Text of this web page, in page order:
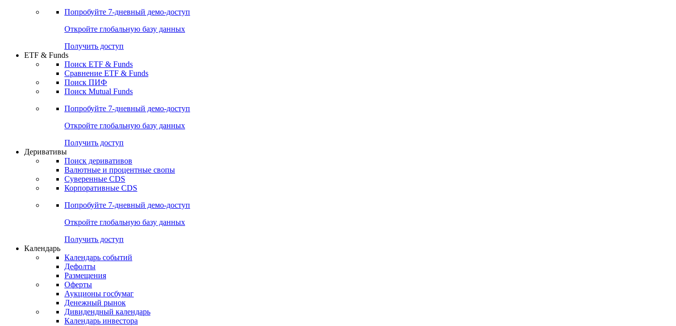
Попробуйте 7-дневный демо-доступ
Откройте глобальную базу данных
Получить доступ
ETF & Funds
Поиск ETF & Funds
Сравнение ETF & Funds
Поиск ПИФ
Поиск Mutual Funds
Попробуйте 7-дневный демо-доступ
Откройте глобальную базу данных
Получить доступ
Деривативы
Поиск деривативов
Валютные и процентные свопы
Суверенные CDS
Корпоративные CDS
Попробуйте 7-дневный демо-доступ
Откройте глобальную базу данных
Получить доступ
Календарь
Календарь событий
Дефолты
Размещения
Оферты
Аукционы госбумаг
Денежный рынок
Дивидендный календарь
Календарь инвестора